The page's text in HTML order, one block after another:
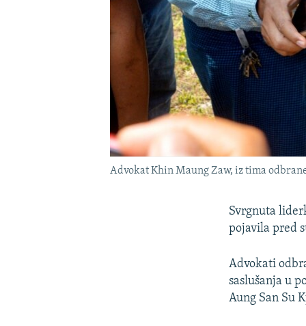
Advokat Khin Maung Zaw, iz tima
Svrgnuta
pojavila pred
Advokati
saslušanja u
Aung San Su